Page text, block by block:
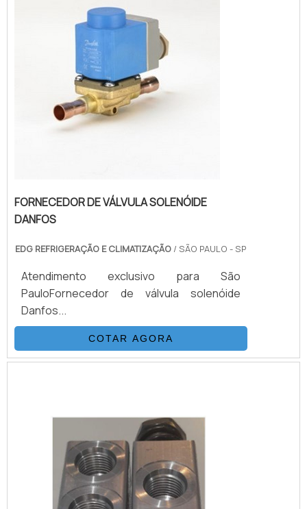
FORNECEDOR DE VÁLVULA SOLENÓIDE
DANFOS
EDG REFRIGERAÇÃO E CLIMATIZAÇÃO / SÃO PAULO - SP
Atendimento exclusivo para São
PauloFornecedor de válvula solenóide
Danfos...
COTAR AGORA